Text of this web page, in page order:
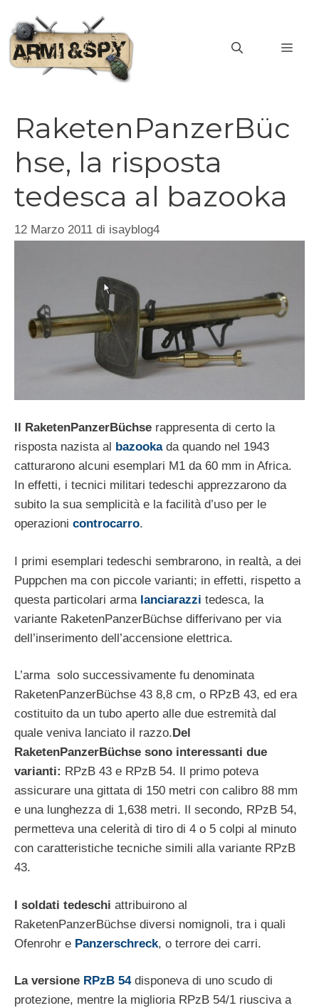
contenuto
RaketenPanzerBüc
hse, la risposta
tedesca al bazooka
12 Marzo 2011 di isayblog4
Il RaketenPanzerBüchse rappresenta di certo la
risposta nazista al bazooka da quando nel 1943
catturarono alcuni esemplari M1 da 60 mm in Africa.
In effetti, i tecnici militari tedeschi apprezzarono da
subito la sua semplicità e la facilità d’uso per le
operazioni controcarro.
I primi esemplari tedeschi sembrarono, in realtà, a dei
Puppchen ma con piccole varianti; in effetti, rispetto a
questa particolari arma lanciarazzi tedesca, la
variante RaketenPanzerBüchse differivano per via
dell’inserimento dell’accensione elettrica.
L’arma solo successivamente fu denominata
RaketenPanzerBüchse 43 8,8 cm, o RPzB 43, ed era
costituito da un tubo aperto alle due estremità dal
quale veniva lanciato il razzo. Del
RaketenPanzerBüchse sono interessanti due
varianti: RPzB 43 e RPzB 54. Il primo poteva
assicurare una gittata di 150 metri con calibro 88 mm
e una lunghezza di 1,638 metri. Il secondo, RPzB 54,
permetteva una celerità di tiro di 4 o 5 colpi al minuto
con caratteristiche tecniche simili alla variante RPzB
43.
I soldati tedeschi attribuirono al
RaketenPanzerBüchse diversi nomignoli, tra i quali
Ofenrohr e Panzerschreck, o terrore dei carri.
La versione RPzB 54disponeva di uno scudo di
protezione, mentre la miglioria RPzB 54/1 riusciva a